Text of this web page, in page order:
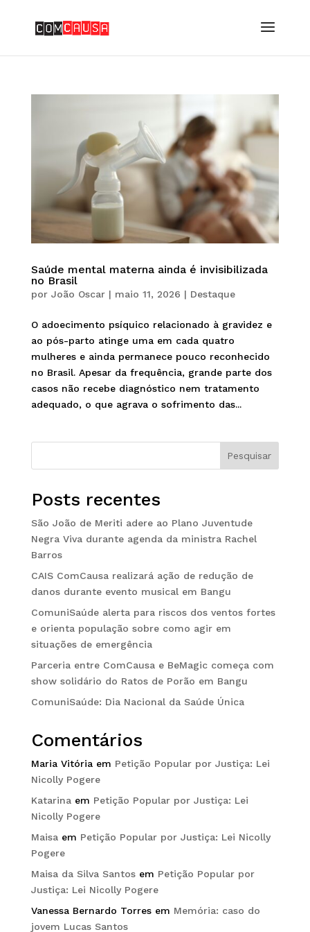
Saúde mental materna ainda é invisibilizada
no Brasil
por João Oscar| maio 11, 2026 | Destaque
O adoecimento psíquico relacionado à gravidez e
ao pós-parto atinge uma em cada quatro
mulheres e ainda permanece pouco reconhecido
no Brasil. Apesar da frequência, grande parte dos
casos não recebe diagnóstico nem tratamento
adequado, o que agrava o sofrimento das...
Pesquisar
Posts recentes
São João de Meriti adere ao Plano Juventude
Negra Viva durante agenda da ministra Rachel
Barros
CAIS ComCausa realizará ação de redução de
danos durante evento musical em Bangu
ComuniSaúde alerta para riscos dos ventos fortes
e orienta população sobre como agir em
situações de emergência
Parceria entre ComCausa e BeMagic começa com
show solidário do Ratos de Porão em Bangu
ComuniSaúde: Dia Nacional da Saúde Única
Comentários
Maria Vitóriaem Petição Popular por Justiça: Lei
Nicolly Pogere
Katarinaem Petição Popular por Justiça: Lei
Nicolly Pogere
Maisaem Petição Popular por Justiça: Lei Nicolly
Pogere
Maisa da Silva Santosem Petição Popular por
Justiça: Lei Nicolly Pogere
Vanessa Bernardo Torresem Memória: caso do
jovem Lucas Santos